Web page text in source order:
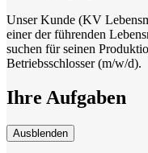
Unser Kunde (KV
einer der führenden
suchen für seinen
Betriebsschlosser (m/w/d).
Ihre Aufgaben
Ausblenden